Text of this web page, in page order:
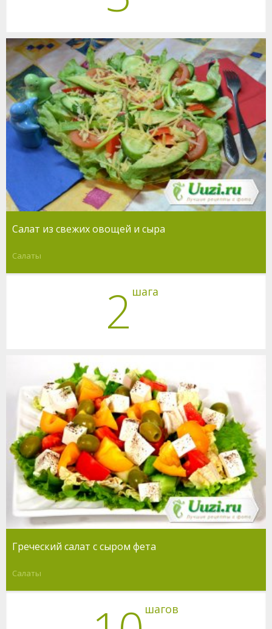
Салат из свежих овощей и сыра
Салаты
2 шага
Греческий салат с сыром фета
Салаты
шагов